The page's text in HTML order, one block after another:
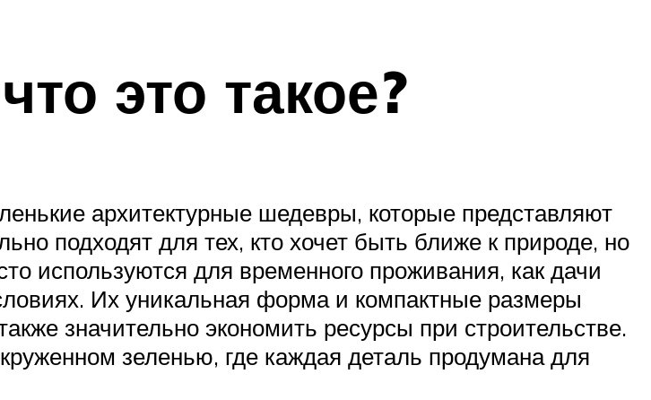
это такое?
архитектурные шедевры, которые представляют
подходят для тех, кто хочет быть ближе к природе, но
используются для временного проживания, как дачи
Их уникальная форма и компактные размеры
значительно экономить ресурсы при строительстве.
зеленью, где каждая деталь продумана для